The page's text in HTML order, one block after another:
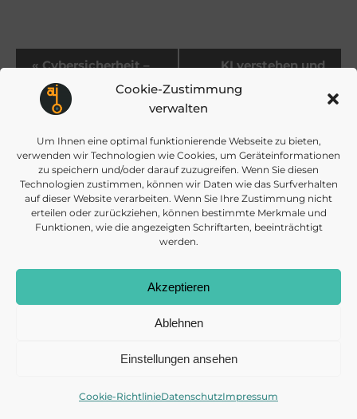
Cookie-Zustimmung
verwalten
Um Ihnen eine optimal funktionierende Webseite zu bieten,
verwenden wir Technologien wie Cookies, um Geräteinformationen
zu speichern und/oder darauf zuzugreifen. Wenn Sie diesen
Technologien zustimmen, können wir Daten wie das Surfverhalten
auf dieser Website verarbeiten. Wenn Sie Ihre Zustimmung nicht
erteilen oder zurückziehen, können bestimmte Merkmale und
Funktionen, wie die angezeigten Schriftarten, beeinträchtigt
werden.
Akzeptieren
Ablehnen
Einstellungen ansehen
Cookie-RichtlinieDatenschutzImpressum
V
r
a
n
s
t
«Cybersicherheit –
Teil 1: Menschen
stärken – Phishing,
schwache
Passwörter und Co.
verhindern
KI verstehen und
info@daisec.de